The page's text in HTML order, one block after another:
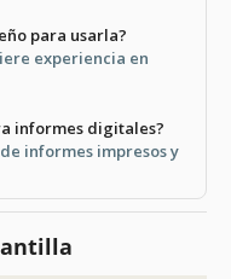
para usarla?
experiencia en
informes digitales?
informes impresos y